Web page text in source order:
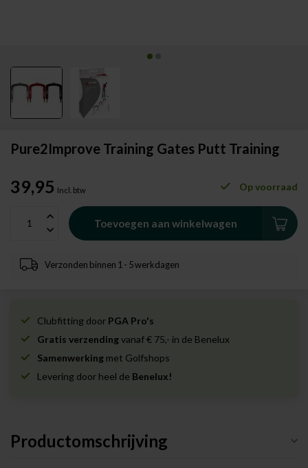
Pure2Improve Training Gates Putt Training
39,95 Incl. btw Op voorraad
Toevoegen aan winkelwagen
Verzonden binnen 1 - 5 werkdagen
Clubfitting door PGA Pro's
Gratis verzendingvanaf € 75,- in de Benelux
Samenwerking met Golfshops
Levering door heel de Benelux!
Productomschrijving